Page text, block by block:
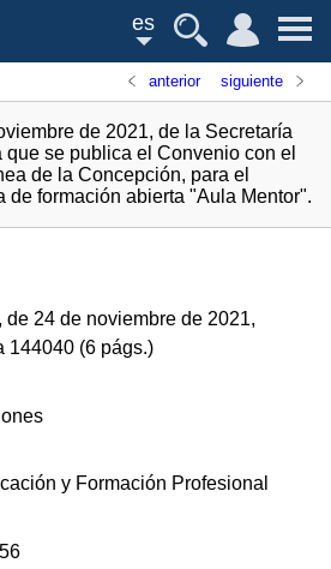
es
anterior siguiente
de 2021, de la Secretaría
se publica el Convenio con el
de la Concepción, para el
de formación abierta "Aula Mentor".
de 24 de noviembre de 2021,
144040 (6 págs.)
y Formación Profesional